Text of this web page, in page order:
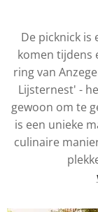
De picknick
komen tijdens
ring van
Lijsternest' -
gewoon om te
is een unieke
culinaire